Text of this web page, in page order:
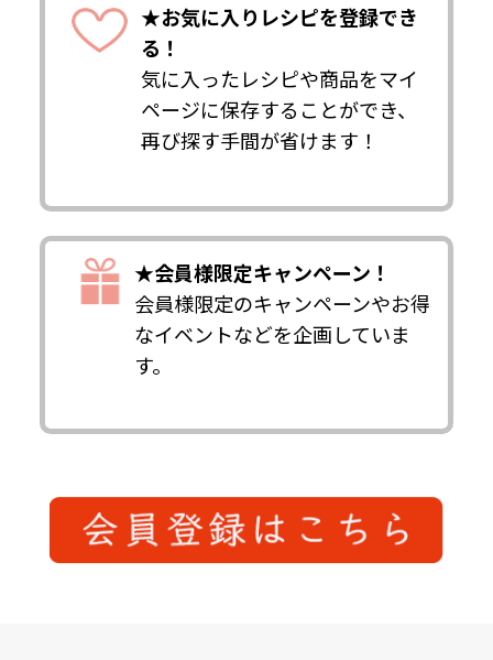
★お気に入りレシピを登録でき
る！
気に入ったレシピや商品をマイ
ページに保存することができ、
再び探す手間が省けます！
★会員様限定キャンペーン！
会員様限定のキャンペーンやお得
なイベントなどを企画していま
す。